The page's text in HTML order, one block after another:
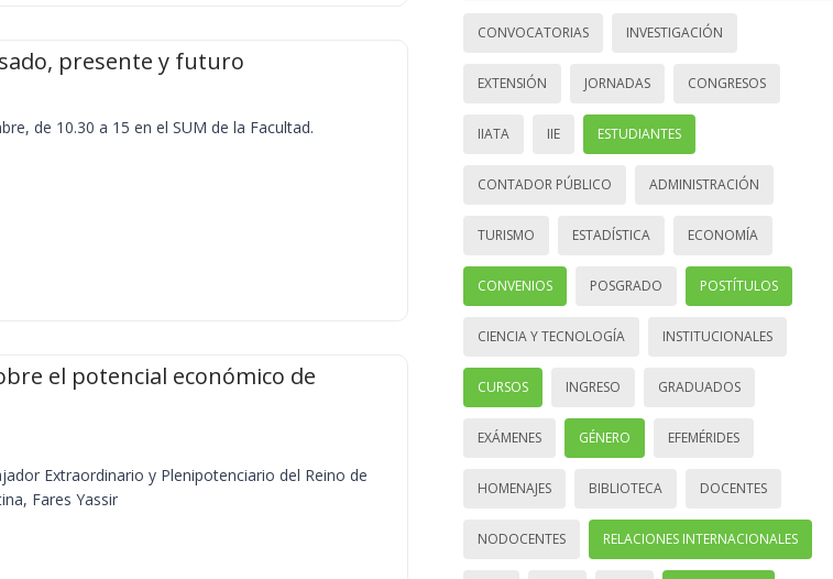
presente y futuro
de 10.30 a 15 en el SUM de la Facultad.
el potencial económico de
Extraordinario y Plenipotenciario del Reino de
Fares Yassir
CONVOCATORIAS INVESTIGACIÓN
EXTENSIÓN JORNADAS CONGRESOS
IIATA IIE ESTUDIANTES
CONTADOR PÚBLICO ADMINISTRACIÓN
TURISMO ESTADÍSTICA ECONOMÍA
CONVENIOS POSGRADO POSTÍTULOS
CIENCIA Y TECNOLOGÍA INSTITUCIONALES
CURSOS INGRESO GRADUADOS
EXÁMENES GÉNERO EFEMÉRIDES
HOMENAJES BIBLIOTECA DOCENTES
NODOCENTES RELACIONES INTERNACIONALES